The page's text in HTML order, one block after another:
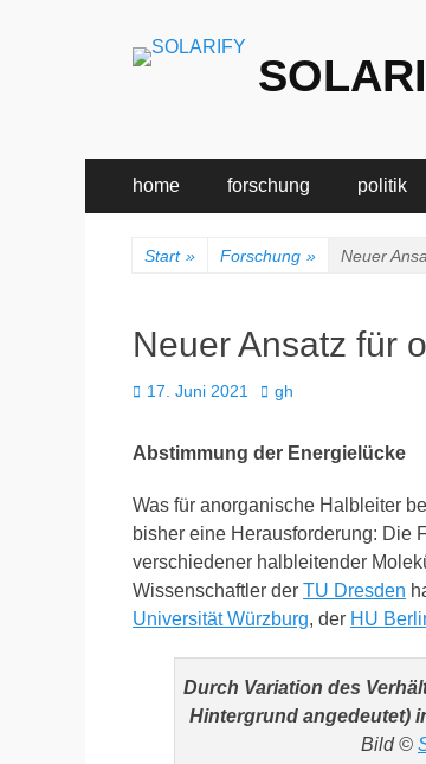
Primäres
Menü
home forschung politik
Start » Forschung » Neuer
Neuer Ansatz für
Veröffentlicht
17. Juni 2021 Autor
gh
Abstimmung der Energielücke
Was für anorganische Halbleiter
bisher eine Herausforderung: Die
verschiedener halbleitender
Wissenschaftler der TU Dresden
Universität Würzburg, der HU
Durch Variation des
Hintergrund angedeutet)
Bild ©